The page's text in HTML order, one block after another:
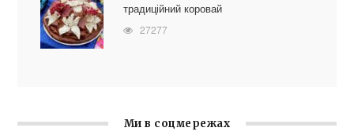
традиційний коровай
27277
Ми в соцмережах